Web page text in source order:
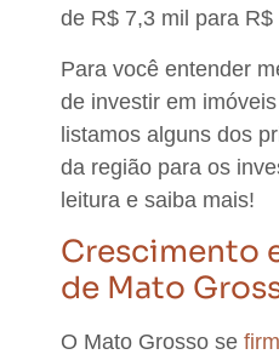
de R$ 7,3 mil para R$
Para você entender
de investir em
listamos alguns dos
da região para os
leitura e saiba mais!
Crescimento
de Mato
O Mato Grosso se